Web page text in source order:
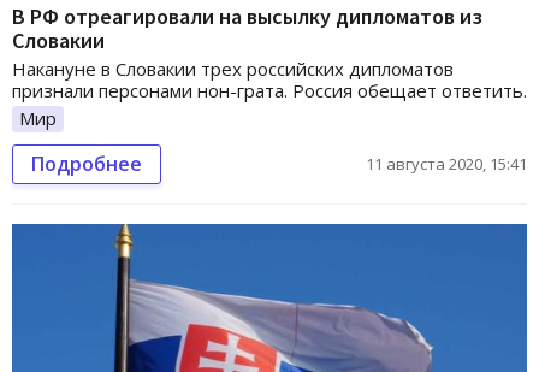
В РФ отреагировали на высылку дипломатов из
Словакии
Накануне в Словакии трех российских дипломатов
признали персонами нон-грата. Россия обещает ответить.
Мир
Подробнее 11 августа 2020, 15:41